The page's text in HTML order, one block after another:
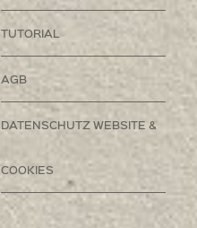
TUTORIAL
AGB
DATENSCHUTZ WEBSITE &
COOKIES